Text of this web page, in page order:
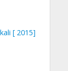
[ 2015]